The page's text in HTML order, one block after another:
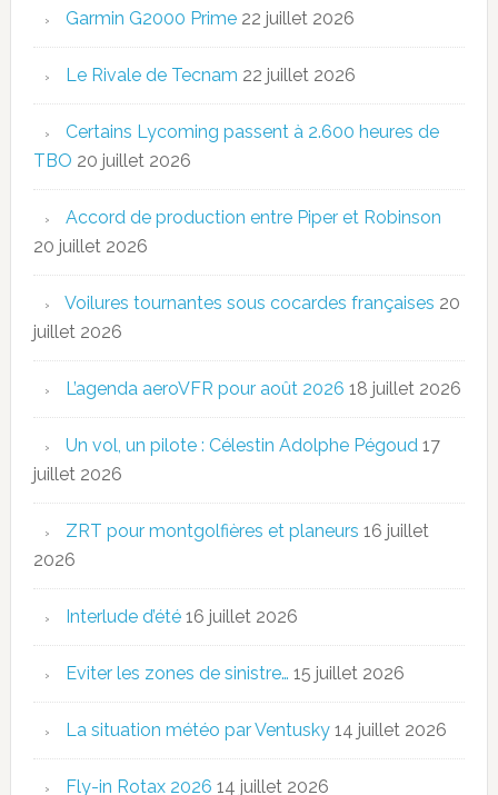
Garmin G2000 Prime 22 juillet 2026
Le Rivale de Tecnam 22 juillet 2026
Certains Lycoming passent à 2.600 heures de
TBO 20 juillet 2026
Accord de production entre Piper et Robinson
20 juillet 2026
Voilures tournantes sous cocardes françaises 20
juillet 2026
L’agenda aeroVFR pour août 2026 18 juillet 2026
Un vol, un pilote : Célestin Adolphe Pégoud 17
juillet 2026
ZRT pour montgolfières et planeurs 16 juillet
2026
Interlude d’été 16 juillet 2026
Eviter les zones de sinistre… 15 juillet 2026
La situation météo par Ventusky 14 juillet 2026
Fly-in Rotax 2026 14 juillet 2026